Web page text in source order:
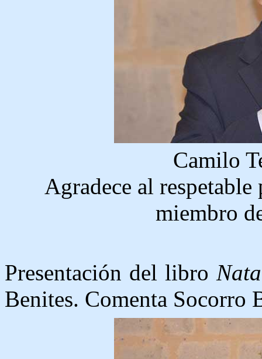
Camilo
Agradece al
miembro
Presentación del libro
Benites. Comenta Socorro